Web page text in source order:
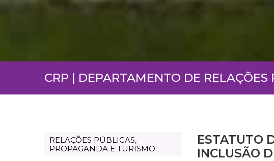
CRP | DEPARTAMENTO DE
Departamento
RELAÇÕES PÚBLICAS,
PROPAGANDA E TURISMO
ESTATUTO
INCLUSÃO